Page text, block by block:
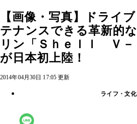
【画像・写真】ドライ
テナンスできる革新的
リン「Ｓｈｅｌｌ Ｖ－
が日本初上陸！
2014年04月30日 17:05 更新
ライフ・文化